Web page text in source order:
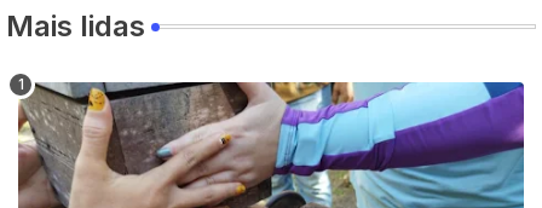
Mais lidas